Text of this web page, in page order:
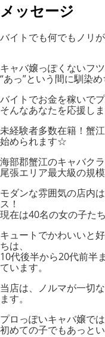
メッセージ
バイトでも何でもノリ
キャバ嬢っぽくないフ
“あっ”という間に馴染
バイトでお金を稼いで
そんなあなたを応援しま
未経験者多数在籍！蟹
始められます☆
海部郡蟹江のキャバクラ
尾張エリア最大級の規
モダンな雰囲気の店内
ス！
現在は40名の女の子た
キュートでかわいいと
ちは、
10代後半から20代前半
ています。
当店は、ノルマが一切
ます。
プロっぽいキャバ嬢で
初めての子でもあっと